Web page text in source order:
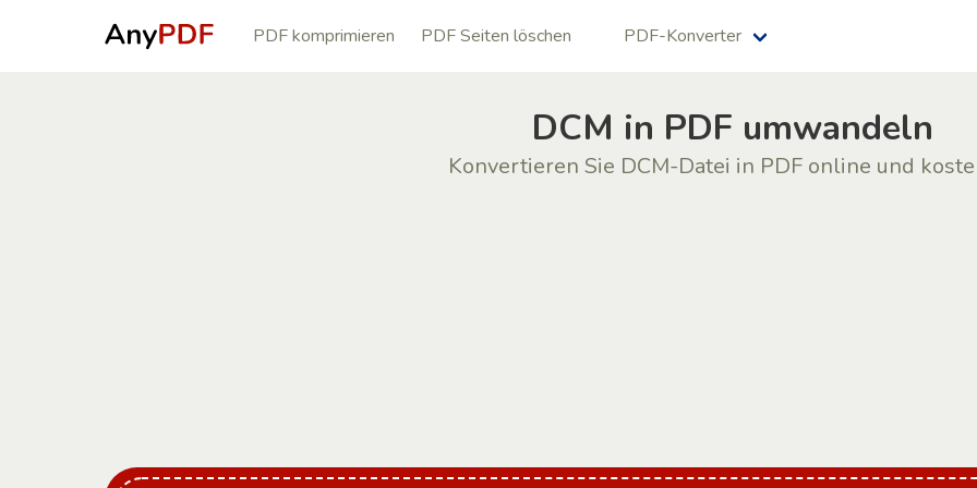
PDF komprimieren PDF Seiten löschen PDF-Konverter
DCM in PDF umwandeln
Konvertieren Sie DCM-Datei in PDF online und